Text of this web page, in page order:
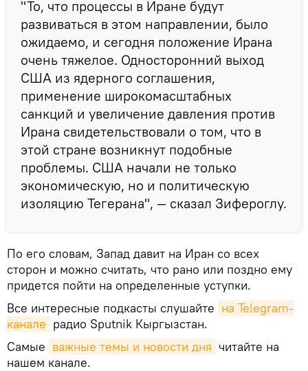
"То, что процессы в Иране будут
развиваться в этом направлении, было
ожидаемо, и сегодня положение Ирана
очень тяжелое. Односторонний выход
США из ядерного соглашения,
применение широкомасштабных
санкций и увеличение давления против
Ирана свидетельствовали о том, что в
этой стране возникнут подобные
проблемы. США начали не только
экономическую, но и политическую
изоляцию Тегерана", — сказал Зифероглу.
По его словам, Запад давит на Иран со всех
сторон и можно считать, что рано или поздно ему
придется пойти на определенные уступки.
Все интересные подкасты слушайте на Telegram-
канале радио Sputnik Кыргызстан.
Самые важные темы и новости дня читайте на
нашем канале.